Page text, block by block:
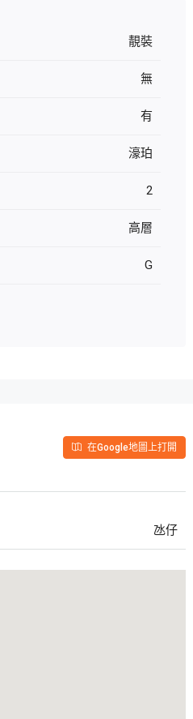
靚裝
無
有
濠珀
2
高層
G
在Google地圖上打開
氹仔